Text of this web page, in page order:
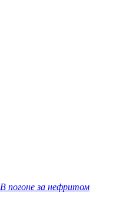
В погоне за нефритом